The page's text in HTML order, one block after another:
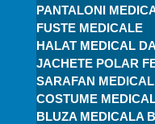
PANTALONI
FUSTE MEDICALE
HALAT MEDICAL
JACHETE POLAR
SARAFAN MEDICAL
COSTUME
BLUZA MEDICALA